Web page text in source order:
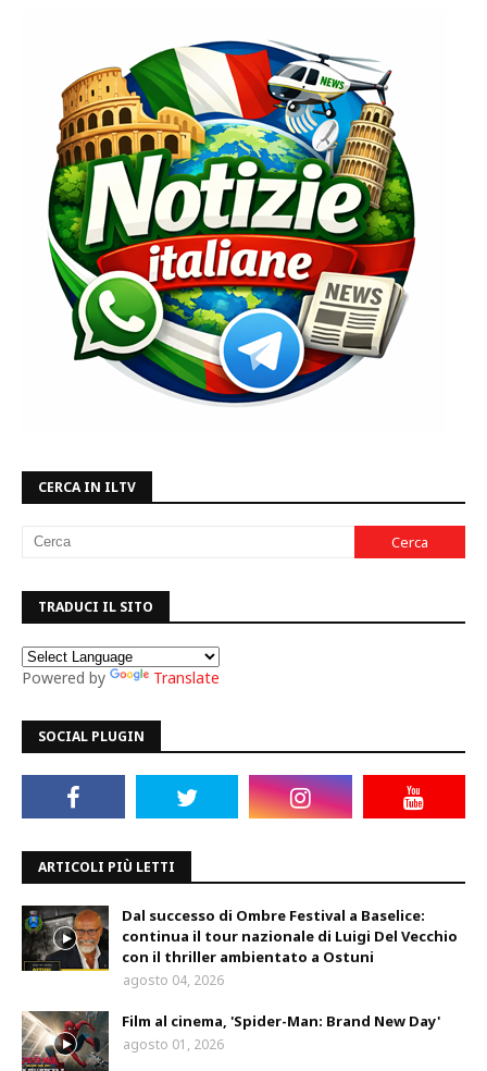
CERCA IN ILTV
TRADUCI IL SITO
Powered by Translate
SOCIAL PLUGIN
ARTICOLI PIÙ LETTI
Dal successo di Ombre Festival a Baselice:
continua il tour nazionale di Luigi Del Vecchio
con il thriller ambientato a Ostuni
agosto 04, 2026
Film al cinema, 'Spider-Man: Brand New Day'
agosto 01, 2026